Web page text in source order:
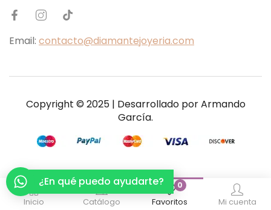
Inicio Catálogo
0
Favoritos Mi cuenta
Email: contacto@diamantejoyeria.com
Copyright © 2025 | Desarrollado porArmando
García.
¿En qué puedo ayudarte?